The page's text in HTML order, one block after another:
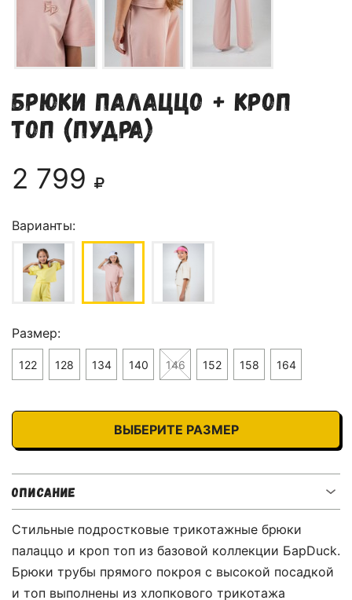
Брюки палаццо + кроп
топ (пудра)
2 799
Варианты:
Размер:
122 128 134 140 146 152 158 164
ВЫБЕРИТЕ РАЗМЕР
ОПИСАНИЕ
Стильные подростковые трикотажные брюки
палаццо и кроп топ из базовой коллекции БарDuck.
Брюки трубы прямого покроя с высокой посадкой
и топ выполнены из хлопкового трикотажа